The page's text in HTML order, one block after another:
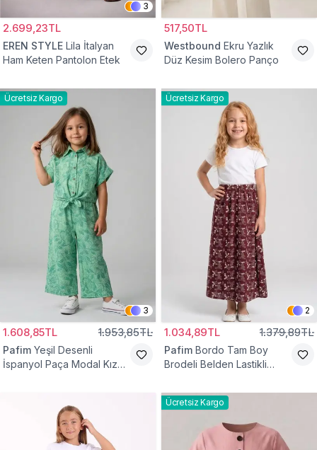
3
2.699,23TL
EREN STYLE Lila İtalyan
Ham Keten Pantolon Etek
517,50TL
Westbound Ekru Yazlık
Düz Kesim Bolero Panço
Ücretsiz Kargo
3
1.608,85TL 1.953,85TL
Pafim Yeşil Desenli
İspanyol Paça Modal Kız
Ücretsiz Kargo
2
1.034,89TL 1.379,89TL
Pafim Bordo Tam Boy
Brodeli Belden Lastikli
Ücretsiz Kargo